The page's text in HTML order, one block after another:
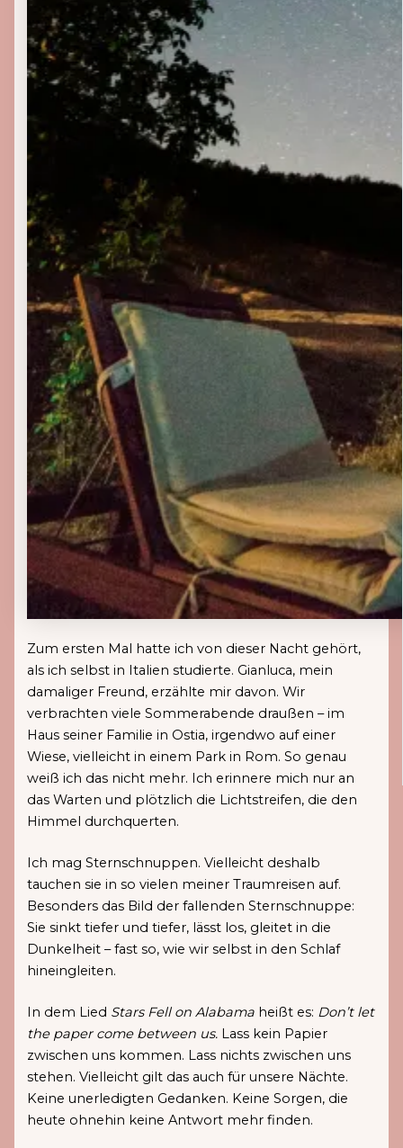
Zum ersten Mal hatte ich von dieser Nacht gehört,
als ich selbst in Italien studierte. Gianluca, mein
damaliger Freund, erzählte mir davon. Wir
verbrachten viele Sommerabende draußen – im
Haus seiner Familie in Ostia, irgendwo auf einer
Wiese, vielleicht in einem Park in Rom. So genau
weiß ich das nicht mehr. Ich erinnere mich nur an
das Warten und plötzlich die Lichtstreifen, die den
Himmel durchquerten.
Ich mag Sternschnuppen. Vielleicht deshalb
tauchen sie in so vielen meiner Traumreisen auf.
Besonders das Bild der fallenden Sternschnuppe:
Sie sinkt tiefer und tiefer, lässt los, gleitet in die
Dunkelheit – fast so, wie wir selbst in den Schlaf
hineingleiten.
In dem Lied Stars Fell on Alabama heißt es: Don’t let
the paper come between us. Lass kein Papier
zwischen uns kommen. Lass nichts zwischen uns
stehen. Vielleicht gilt das auch für unsere Nächte.
Keine unerledigten Gedanken. Keine Sorgen, die
heute ohnehin keine Antwort mehr finden.